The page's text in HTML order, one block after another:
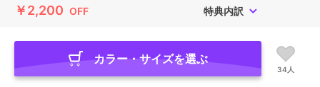
￥2,200 OFF 特典内訳
カラー・サイズを選ぶ
34人